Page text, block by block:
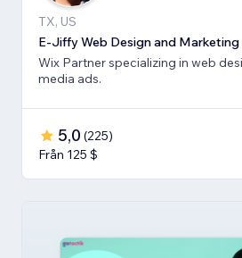
TX, US
E-Jiffy Web Design and Marketing
Wix Partner specializing in web
media ads.
5,0 (225)
Från 125 $